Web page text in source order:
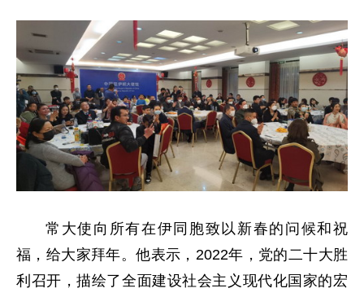
常大使向所有在伊同胞致以新春的问候和祝
福，给大家拜年。他表示，2022年，党的二十大胜
利召开，描绘了全面建设社会主义现代化国家的宏